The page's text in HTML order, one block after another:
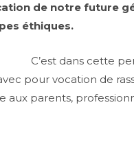
de notre future
éthiques.
C’est dans cette
pour vocation de
aux parents,